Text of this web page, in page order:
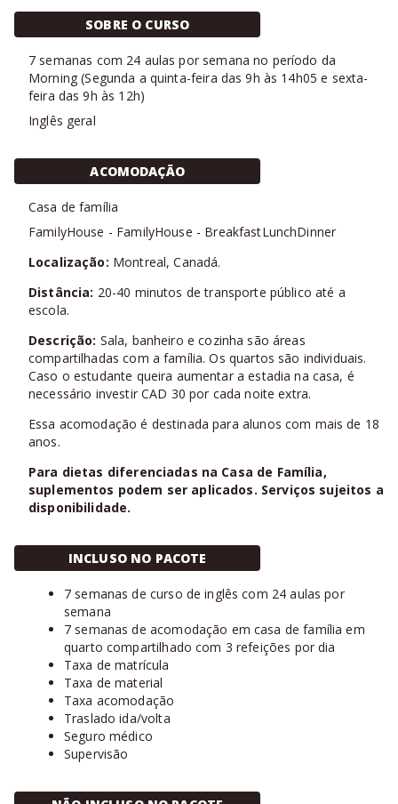
SOBRE O CURSO
7 semanas com 24 aulas por semana no período da
Morning (Segunda a quinta-feira das 9h às 14h05 e sexta-
feira das 9h às 12h)
Inglês geral
ACOMODAÇÃO
Casa de família
FamilyHouse - FamilyHouse - BreakfastLunchDinner
Localização: Montreal, Canadá.
Distância: 20-40 minutos de transporte público até a
escola.
Descrição: Sala, banheiro e cozinha são áreas
compartilhadas com a família. Os quartos são individuais.
Caso o estudante queira aumentar a estadia na casa, é
necessário investir CAD 30 por cada noite extra.
Essa acomodação é destinada para alunos com mais de 18
anos.
Para dietas diferenciadas na Casa de Família,
suplementos podem ser aplicados. Serviços sujeitos a
disponibilidade.
INCLUSO NO PACOTE
7 semanas de curso de inglês com 24 aulas por
semana
7 semanas de acomodação em casa de família em
quarto compartilhado com 3 refeições por dia
Taxa de matrícula
Taxa de material
Taxa acomodação
Traslado ida/volta
Seguro médico
Supervisão